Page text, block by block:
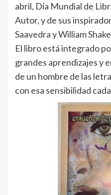
abril, Día Mundial de
Autor, y de sus
Saavedra y William
El libro está integrado
grandes aprendizajes y
de un hombre de las
con esa sensibilidad